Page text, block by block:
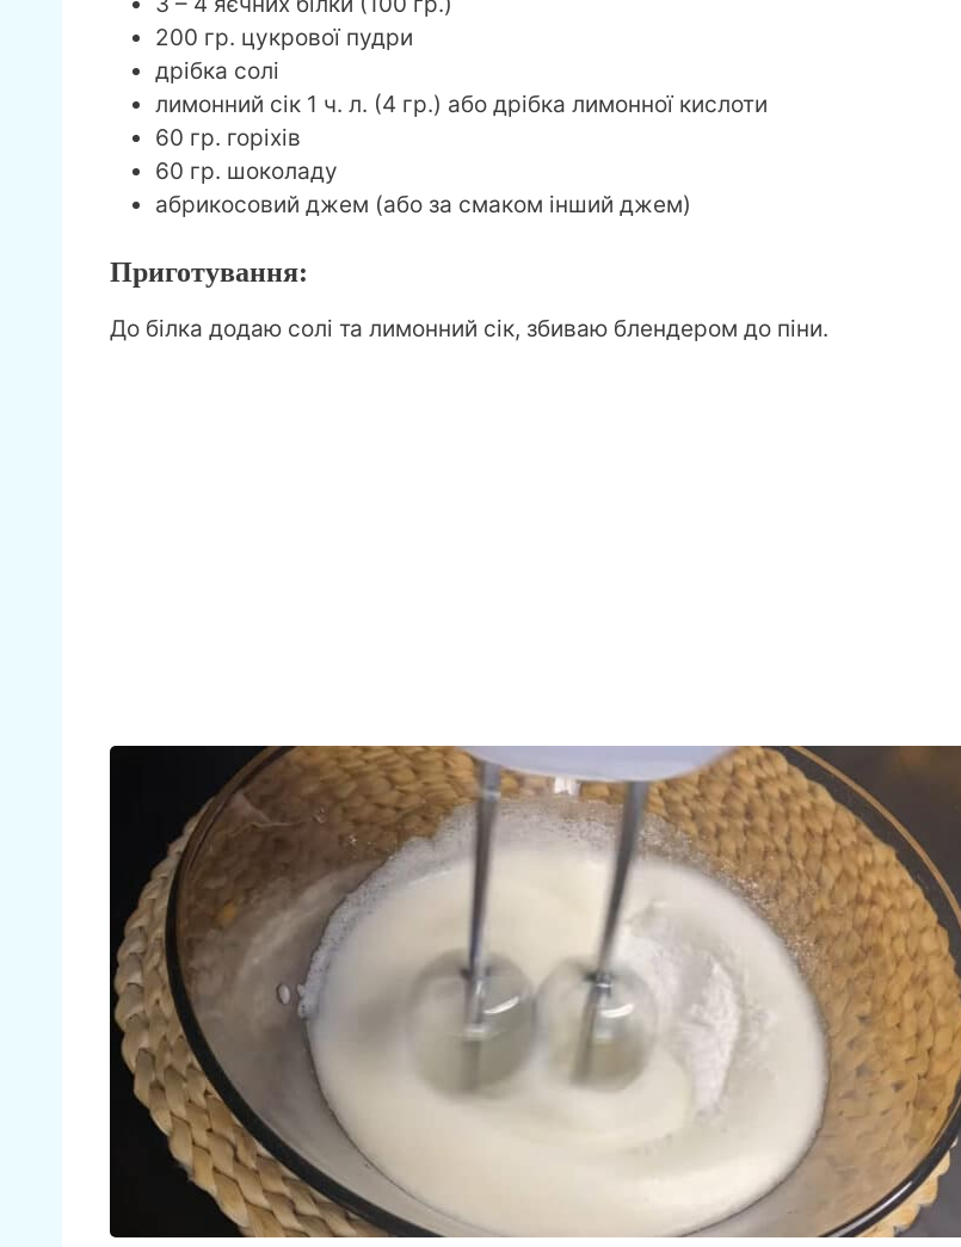
200 гр. цукрової пудри
дрібка солі
лимонний сік 1 ч. л. (4 гр.) або дрібка лимонної кислоти
60 гр. горіхів
60 гр. шоколаду
абрикосовий джем (або за смаком інший джем)
Приготування:
До білка додаю солі та лимонний сік, збиваю блендером до піни.